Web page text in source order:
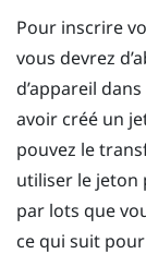
Pour inscrire
vous devrez
d’appareil
avoir créé un
pouvez le
utiliser le jeton
par lots que
ce qui suit